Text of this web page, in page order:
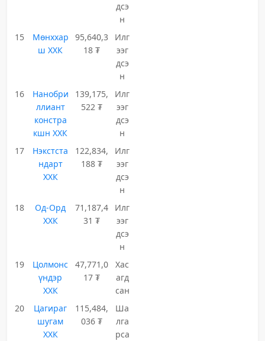
дсэ
н
15
Мөнххар
ш ХХК
95,640,3
18 ₮
Илг
ээг
дсэ
н
16
Нанобри
ллиант
констра
кшн ХХК
139,175,
522 ₮
Илг
ээг
дсэ
н
17
Нэкстста
ндарт
ХХК
122,834,
188 ₮
Илг
ээг
дсэ
н
18
Од-Орд
ХХК
71,187,4
31 ₮
Илг
ээг
дсэ
н
19
Цолмонс
үндэр
ХХК
47,771,0
17 ₮
Хас
агд
сан
20
Цагираг
шугам
ХХК
115,484,
036 ₮
Ша
лга
рса